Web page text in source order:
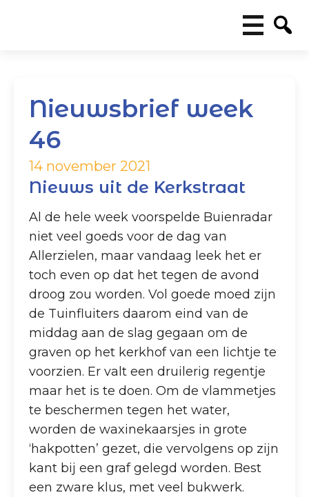
Nieuwsbrief week
46
14 november 2021
Nieuws uit de Kerkstraat
Al de hele week voorspelde Buienradar
niet veel goeds voor de dag van
Allerzielen, maar vandaag leek het er
toch even op dat het tegen de avond
droog zou worden. Vol goede moed zijn
de Tuinfluiters daarom eind van de
middag aan de slag gegaan om de
graven op het kerkhof van een lichtje te
voorzien. Er valt een druilerig regentje
maar het is te doen. Om de vlammetjes
te beschermen tegen het water,
worden de waxinekaarsjes in grote
‘hakpotten’ gezet, die vervolgens op zijn
kant bij een graf gelegd worden. Best
een zware klus, met veel bukwerk.